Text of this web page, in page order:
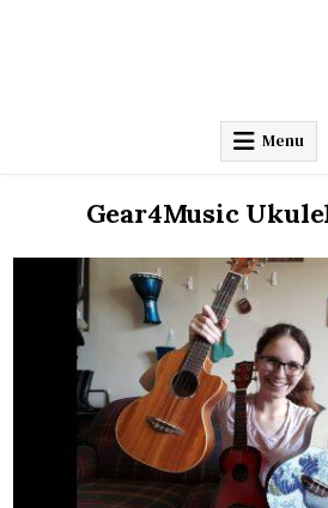
Menu
Gear4Music